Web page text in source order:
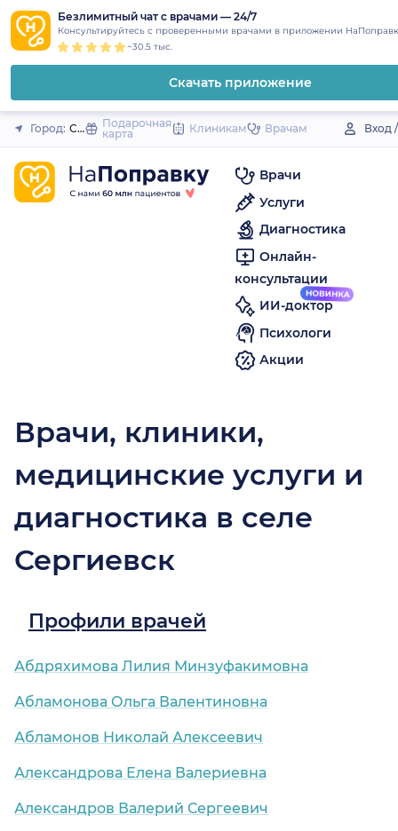
to
content
Безлимитный чат с врачами — 24/7
Консультируйтесь с проверенными врачами в приложении
~30.5 тыс.
Скачать приложение
Закрыть
Город: Сергиевск (село)
Подарочная
карта
Клиникам Врачам Вход
Врачи
Услуги
Диагностика
Онлайн-
консультации
ИИ-доктор
Психологи
Акции
Врачи, клиники,
медицинские услуги и
диагностика в селе
Сергиевск
Профили врачей
Абдряхимова Лилия Минзуфакимовна
Абламонова Ольга Валентиновна
Абламонов Николай Алексеевич
Александрова Елена Валериевна
Александров Валерий Сергеевич